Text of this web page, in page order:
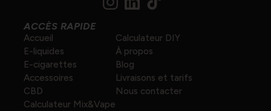
ACCÈS RAPIDE
Accueil
E-liquides
E-cigarettes
Accessoires
CBD
Calculateur Mix&Vape
Calculateur DIY
À propos
Blog
Livraisons et tarifs
Nous contacter